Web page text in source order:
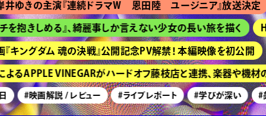
ゆきの主演『連続ドラマＷ 恩田陸 ユージニア』放送決定
抱きしめる』、綺麗事しか言えない少女の長い旅を描く
ングダム 魂の決戦』公開記念PV解禁！ 本編映像を初公開
るAPPLE VINEGARがハードオフ藤枝店と連携、楽器や機材
#映画解説 / レビュー #ライブレポート #学びが深い #美